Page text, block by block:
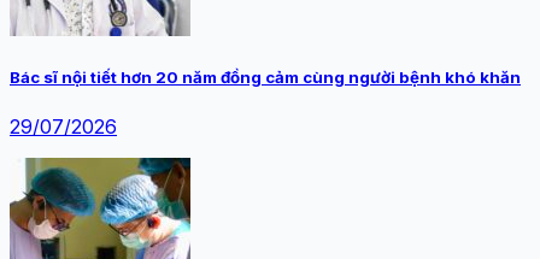
Bác sĩ nội tiết hơn 20 năm đồng cảm cùng người bệnh khó khăn
29/07/2026